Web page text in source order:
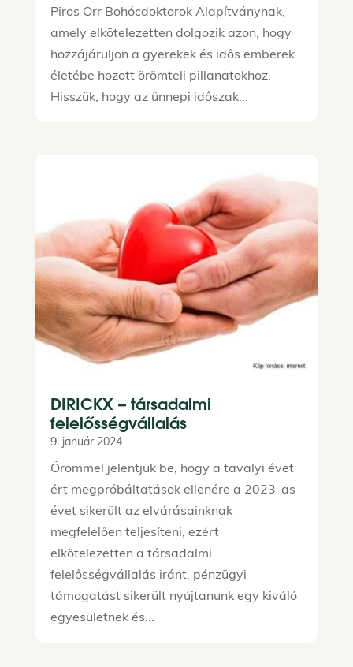
Piros Orr Bohócdoktorok Alapítványnak,
amely elkötelezetten dolgozik azon, hogy
hozzájáruljon a gyerekek és idős emberek
életébe hozott örömteli pillanatokhoz.
Hisszük, hogy az ünnepi időszak...
DIRICKX – társadalmi
felelősségvállalás
9. január 2024
Örömmel jelentjük be, hogy a tavalyi évet
ért megpróbáltatások ellenére a 2023-as
évet sikerült az elvárásainknak
megfelelően teljesíteni, ezért
elkötelezetten a társadalmi
felelősségvállalás iránt, pénzügyi
támogatást sikerült nyújtanunk egy kiváló
egyesületnek és...